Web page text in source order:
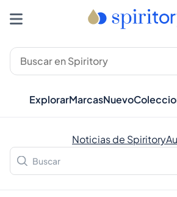
ExplorarMarcasNuevo
Noticias de Spiritory